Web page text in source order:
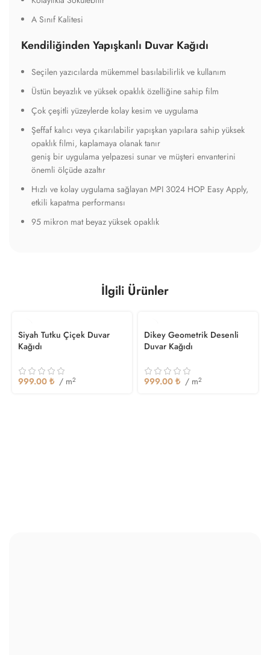
A Sınıf Kalitesi
Kendiliğinden Yapışkanlı Duvar Kağıdı
Seçilen yazıcılarda mükemmel basılabilirlik ve kullanım
Üstün beyazlık ve yüksek opaklık özelliğine sahip film
Çok çeşitli yüzeylerde kolay kesim ve uygulama
Şeffaf kalıcı veya çıkarılabilir yapışkan yapılara sahip yüksek
opaklık filmi, kaplamaya olanak tanır
geniş bir uygulama yelpazesi sunar ve müşteri envanterini
önemli ölçüde azaltır
Hızlı ve kolay uygulama sağlayan MPI 3024 HOP Easy Apply,
etkili kapatma performansı
95 mikron mat beyaz yüksek opaklık
İlgili Ürünler
Siyah Tutku Çiçek Duvar
Kağıdı
999.00 ₺ / m2
Dikey Geometrik Desenli
Duvar Kağıdı
999.00 ₺ / m2